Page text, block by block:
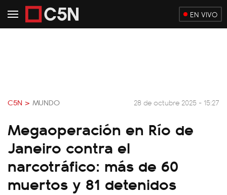
EN VIVO
C5N > MUNDO 28 de octubre 2025 - 15:27
Megaoperación en Río de
Janeiro contra el
narcotráfico: más de 60
muertos y 81 detenidos